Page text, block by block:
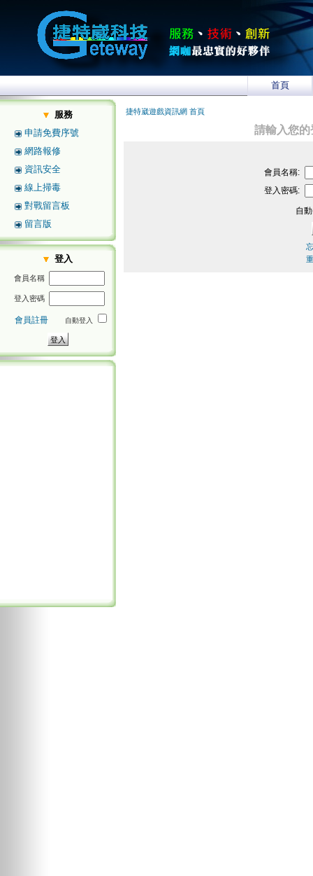
首頁
服務
申請免費序號
網路報修
資訊安全
線上掃毒
對戰留言板
留言版
登入
會員名稱
登入密碼
會員註冊 自動登入
捷特崴遊戲資訊網 首頁
請輸入您
會員名稱:
登入密碼:
自